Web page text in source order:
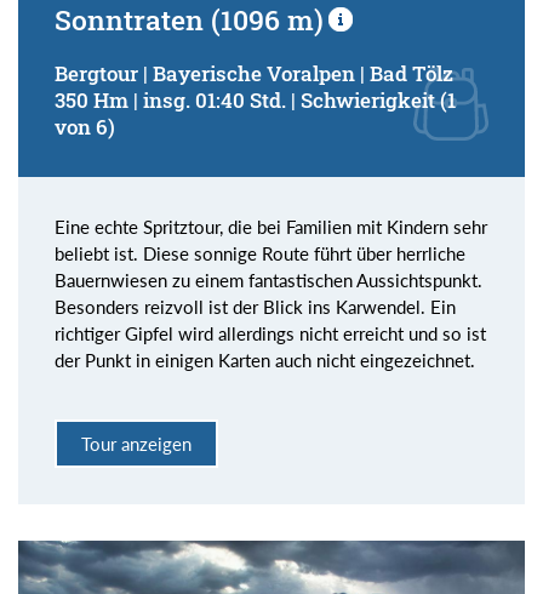
Sonntraten (1096 m)
Bergtour | Bayerische Voralpen | Bad Tölz
350 Hm | insg. 01:40 Std. | Schwierigkeit (1
von 6)
Eine echte Spritztour, die bei Familien mit Kindern sehr
beliebt ist. Diese sonnige Route führt über herrliche
Bauernwiesen zu einem fantastischen Aussichtspunkt.
Besonders reizvoll ist der Blick ins Karwendel. Ein
richtiger Gipfel wird allerdings nicht erreicht und so ist
der Punkt in einigen Karten auch nicht eingezeichnet.
Tour anzeigen